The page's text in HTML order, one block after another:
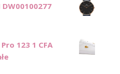
DW00100277
123 1 CFA